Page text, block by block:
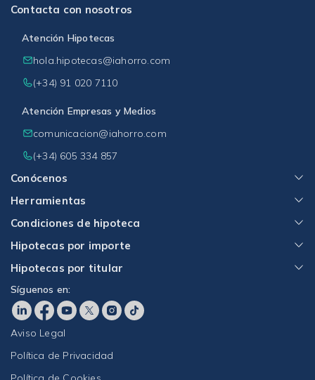
Conócenos
Herramientas
Condiciones de hipoteca
Hipotecas por importe
Hipotecas por titular
Contacta con nosotros
Atención Hipotecas
hola.hipotecas@iahorro.com
(+34) 91 020 7110
Atención Empresas y Medios
comunicacion@iahorro.com
(+34) 605 334 857
Síguenos en:
Aviso Legal
Política de Privacidad